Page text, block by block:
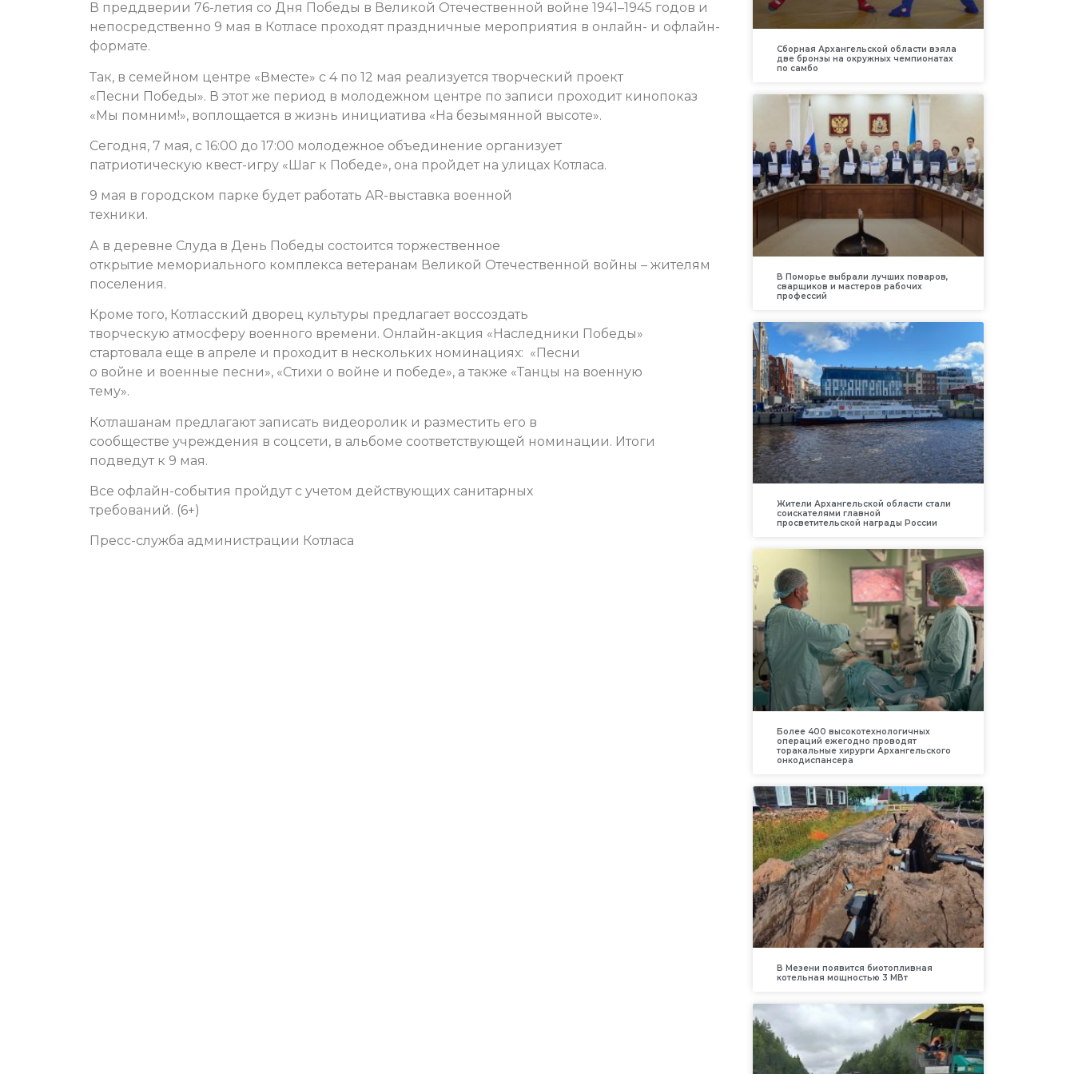
В преддверии 76-летия со Дня Победы в Великой Отечественной войне 1941–1945 годов и
непосредственно 9 мая в Котласе проходят праздничные мероприятия в онлайн- и офлайн-
формате.
Так, в семейном центре «Вместе» с 4 по 12 мая реализуется творческий проект
«Песни Победы». В этот же период в молодежном центре по записи проходит кинопоказ
«Мы помним!», воплощается в жизнь инициатива «На безымянной высоте».
Сегодня, 7 мая, с 16:00 до 17:00 молодежное объединение организует
патриотическую квест-игру «Шаг к Победе», она пройдет на улицах Котласа.
9 мая в городском парке будет работать AR-выставка военной
техники.
А в деревне Слуда в День Победы состоится торжественное
открытие мемориального комплекса ветеранам Великой Отечественной войны – жителям
поселения.
Кроме того, Котласский дворец культуры предлагает воссоздать
творческую атмосферу военного времени. Онлайн-акция «Наследники Победы»
стартовала еще в апреле и проходит в нескольких номинациях: «Песни
о войне и военные песни», «Стихи о войне и победе», а также «Танцы на военную
тему».
Котлашанам предлагают записать видеоролик и разместить его в
сообществе учреждения в соцсети, в альбоме соответствующей номинации. Итоги
подведут к 9 мая.
Все офлайн-события пройдут с учетом действующих санитарных
требований. (6+)
Пресс-служба администрации Котласа
Сборная Архангельской области взяла
две бронзы на окружных чемпионатах
по самбо
В Поморье выбрали лучших поваров,
сварщиков и мастеров рабочих
профессий
Жители Архангельской области стали
соискателями главной
просветительской награды России
Более 400 высокотехнологичных
операций ежегодно проводят
торакальные хирурги Архангельского
онкодиспансера
В Мезени появится биотопливная
котельная мощностью 3 МВт